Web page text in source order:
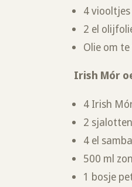
4
2 el
Olie om
Irish Mór
4 Irish
2 sjalotten
4 el
500 ml
1 bosje